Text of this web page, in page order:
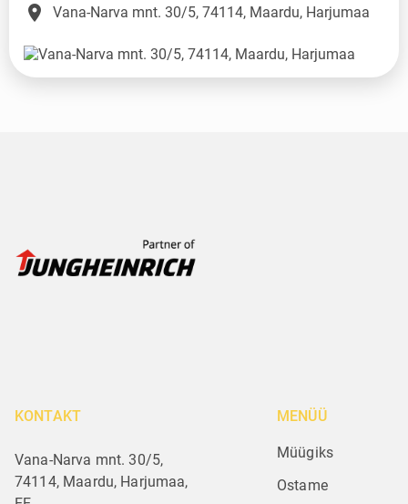
place Vana-Narva mnt. 30/5, 74114, Maardu, Harjumaa
KONTAKT
Vana-Narva mnt. 30/5,
74114, Maardu, Harjumaa,
MENÜÜ
Müügiks
Ostame